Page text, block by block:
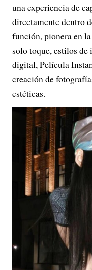
una experiencia de
directamente dentro
función, pionera en
solo toque, estilos
digital, Película
creación de
estéticas.